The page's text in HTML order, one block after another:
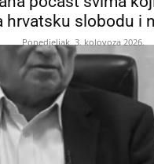
hrvatsku slobodu i
Ponedjeljak, 3. kolovoza 2026.